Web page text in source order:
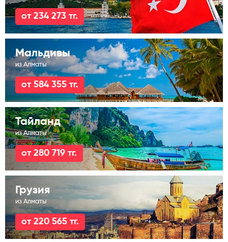
от 234 273 тг.
Мальдивы
из Алматы
от 584 355 тг.
Тайланд
из Алматы
от 280 719 тг.
Грузия
из Алматы
от 220 565 тг.